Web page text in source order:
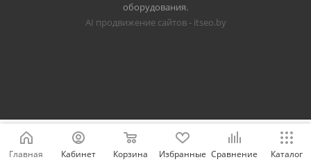
оборудования.
AI продвижение сайтов - itseo.by
Главная Кабинет Корзина Избранные Сравнение Каталог